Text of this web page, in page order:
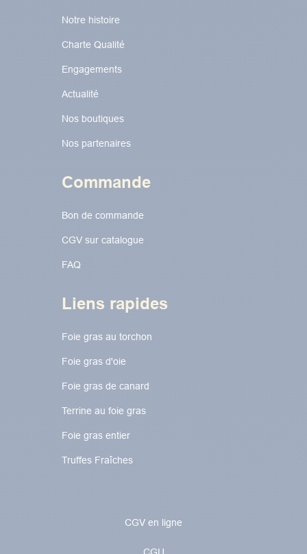
Notre histoire
Charte Qualité
Engagements
Actualité
Nos boutiques
Nos partenaires
Commande
Bon de commande
CGV sur catalogue
FAQ
Liens rapides
Foie gras au torchon​​​​
Foie gras d'oie
Foie gras de canard
Terrine au foie gras
Foie gras entier
Truffes Fraîches
CGV en ligne